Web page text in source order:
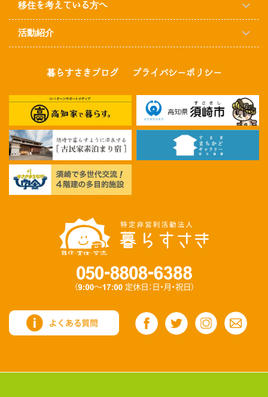
移住を考えている方へ
活動紹介
暮らすさきブログ プライバシーポリシー